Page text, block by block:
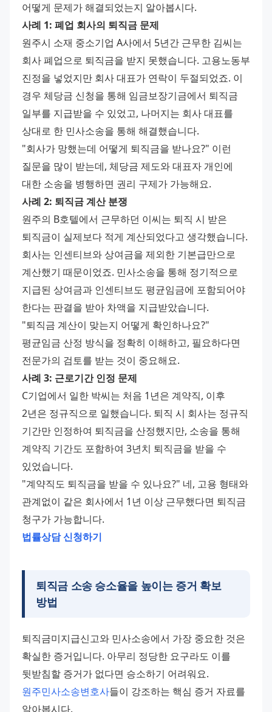
어떻게 문제가 해결되었는지 알아봅시다.
사례 1: 폐업 회사의 퇴직금 문제
원주시 소재 중소기업 A사에서 5년간 근무한 김씨는
회사 폐업으로 퇴직금을 받지 못했습니다. 고용노동부
진정을 넣었지만 회사 대표가 연락이 두절되었죠. 이
경우 체당금 신청을 통해 임금보장기금에서 퇴직금
일부를 지급받을 수 있었고, 나머지는 회사 대표를
상대로 한 민사소송을 통해 해결했습니다.
"회사가 망했는데 어떻게 퇴직금을 받나요?" 이런
질문을 많이 받는데, 체당금 제도와 대표자 개인에
대한 소송을 병행하면 권리 구제가 가능해요.
사례 2: 퇴직금 계산 분쟁
원주의 B호텔에서 근무하던 이씨는 퇴직 시 받은
퇴직금이 실제보다 적게 계산되었다고 생각했습니다.
회사는 인센티브와 상여금을 제외한 기본급만으로
계산했기 때문이었죠. 민사소송을 통해 정기적으로
지급된 상여금과 인센티브도 평균임금에 포함되어야
한다는 판결을 받아 차액을 지급받았습니다.
"퇴직금 계산이 맞는지 어떻게 확인하나요?"
평균임금 산정 방식을 정확히 이해하고, 필요하다면
전문가의 검토를 받는 것이 중요해요.
사례 3: 근로기간 인정 문제
C기업에서 일한 박씨는 처음 1년은 계약직, 이후
2년은 정규직으로 일했습니다. 퇴직 시 회사는 정규직
기간만 인정하여 퇴직금을 산정했지만, 소송을 통해
계약직 기간도 포함하여 3년치 퇴직금을 받을 수
있었습니다.
"계약직도 퇴직금을 받을 수 있나요?" 네, 고용 형태와
관계없이 같은 회사에서 1년 이상 근무했다면 퇴직금
청구가 가능합니다.
법률상담 신청하기
퇴직금 소송 승소율을 높이는 증거 확보
방법
퇴직금미지급신고와 민사소송에서 가장 중요한 것은
확실한 증거입니다. 아무리 정당한 요구라도 이를
원주민사소송변호사들이 강조하는 핵심 증거 자료를
알아봅시다.